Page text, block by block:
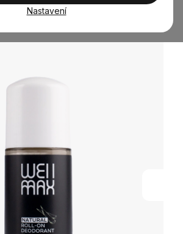
Nastavení